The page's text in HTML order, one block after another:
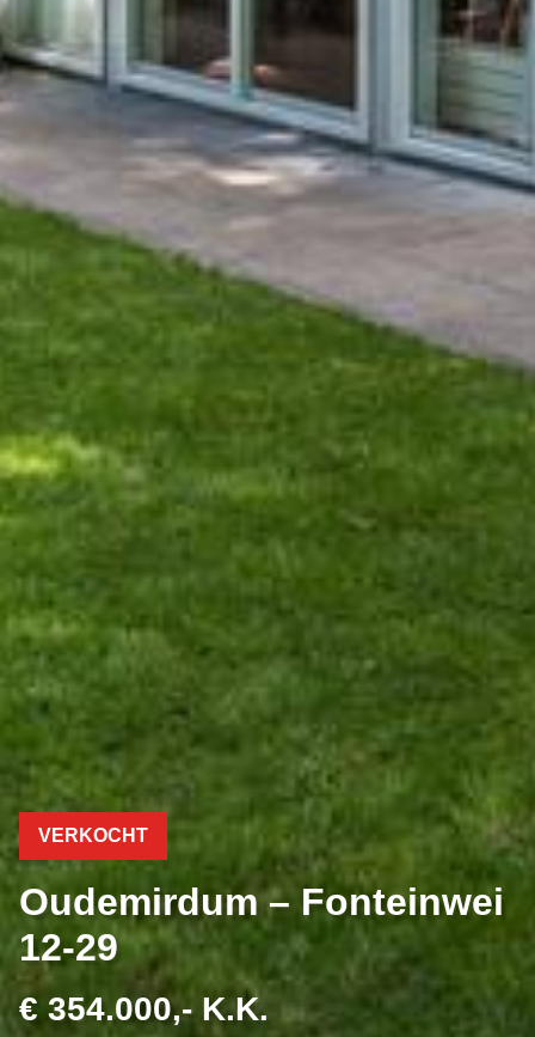
VERKOCHT
Oudemirdum – Fonteinwei
12-29
€ 354.000,- K.K.